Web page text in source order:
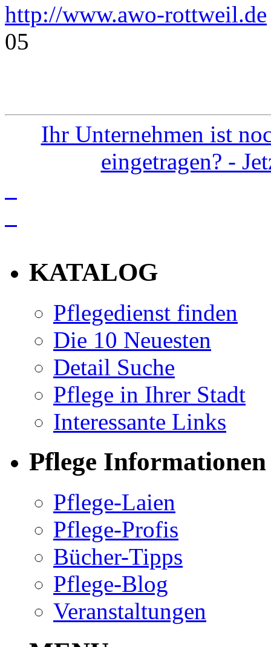
http://www.awo-rottweil.de
05
Ihr Unternehmen ist
eingetragen? -
KATALOG
Pflegedienst finden
Die 10 Neuesten
Detail Suche
Pflege in Ihrer Stadt
Interessante Links
Pflege Informationen
Pflege-Laien
Pflege-Profis
Bücher-Tipps
Pflege-Blog
Veranstaltungen